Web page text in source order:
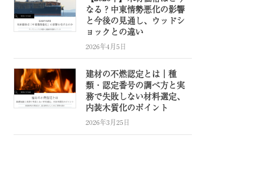
なる？中東情勢悪化の影響
と今後の見通し、ウッドシ
ョックとの違い
2026年4月5日
建材の不燃認定とは｜種
類・認定番号の調べ方と実
務で失敗しない材料選定、
内装木質化のポイント
2026年3月25日